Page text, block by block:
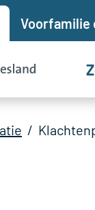
Voorfamilie